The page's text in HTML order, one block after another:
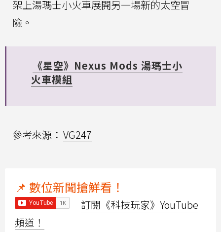
架上湯瑪士小火車展開另一場新的太空冒
險。
《星空》Nexus Mods 湯瑪士小
火車模組
參考來源： VG247
📌 數位新聞搶鮮看！
訂閱《科技玩家》YouTube
頻道！